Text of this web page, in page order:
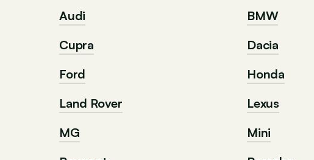
Audi BMW
Cupra Dacia
Ford Honda
Land Rover Lexus
MG Mini